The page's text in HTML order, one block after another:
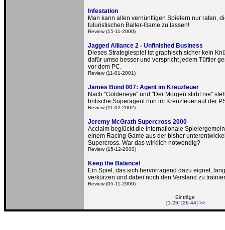
Infestation
Man kann allen vernünftigen Spielern nur raten,
futuristischen Baller-Game zu lassen!
Review (15-11-2000)
Jagged Alliance 2 - Unfinished Business
Dieses Strategiespiel ist graphisch sicher kein
dafür umso besser und verspricht jedem Tüftler
vor dem PC.
Review (11-01-2001)
James Bond 007: Agent im Kreuzfeuer
Nach "Goldeneye" und "Der Morgen stirbt nie"
britische Superagent nun im Kreuzfeuer auf der
Review (11-02-2002)
Jeremy McGrath Supercross 2000
Acclaim beglückt die internationale
einem Racing Game aus der bisher
Supercross. War das wirklich notwendig?
Review (15-12-2000)
Keep the Balance!
Ein Spiel, das sich hervorragend dazu eignet,
verkürzen und dabei noch den Verstand zu
Review (05-11-2000)
Einträge
[1-25] [26-44] >>